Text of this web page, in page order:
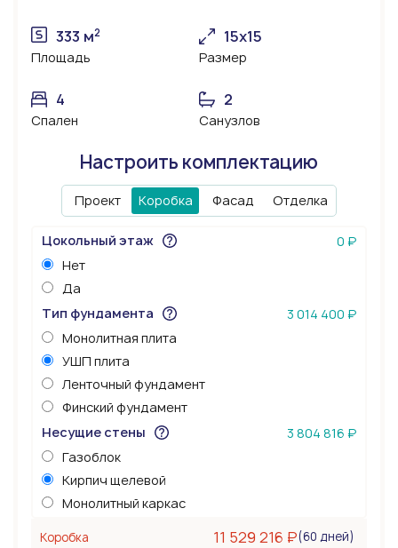
333 м2
Площадь
15х15
Размер
4
Спален
2
Санузлов
Настроить комплектацию
Проект Коробка Фасад Отделка
Цокольный этаж
0 ₽
Нет
Да
Тип фундамента
3 014 400 ₽
Монолитная плита
УШП плита
Ленточный фундамент
Финский фундамент
Несущие стены
3 804 816 ₽
Газоблок
Кирпич щелевой
Монолитный каркас
Коробка 11 529 216 ₽(60 дней)